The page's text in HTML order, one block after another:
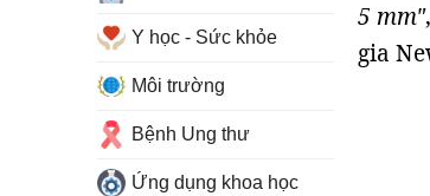
5 mm"
gia
Y học - Sức khỏe
Môi trường
Bệnh Ung thư
Ứng dụng khoa học